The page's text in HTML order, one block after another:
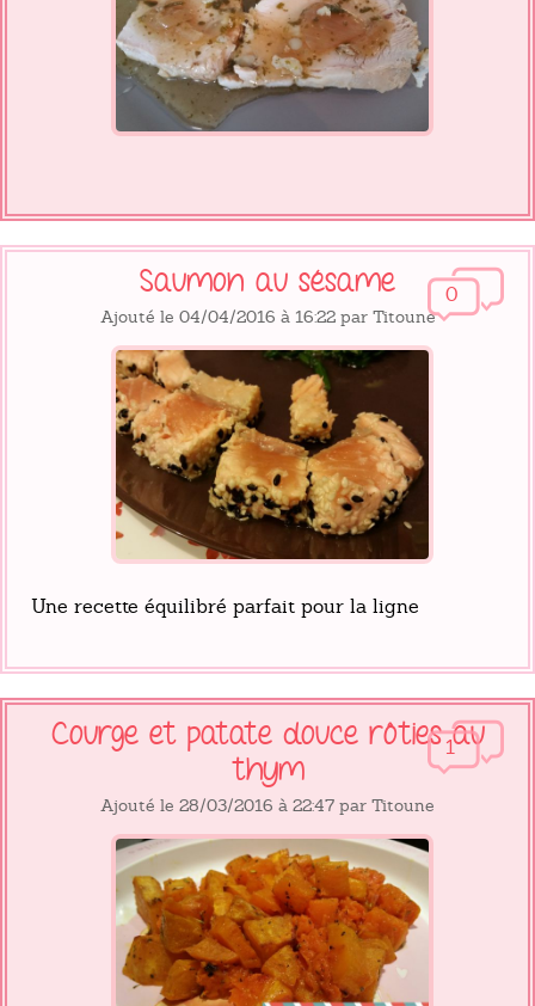
0
Saumon au sésame
Ajouté le 04/04/2016 à 16:22 par Titoune
Une recette équilibré parfait pour la ligne
1
Courge et patate douce rôties au
thym
Ajouté le 28/03/2016 à 22:47 par Titoune